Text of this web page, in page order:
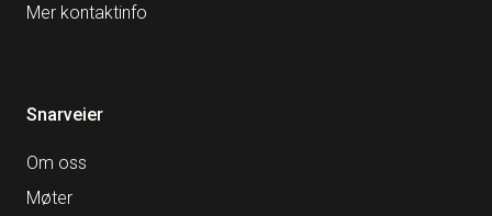
Mer kontaktinfo
Snarveier
Om oss
Møter